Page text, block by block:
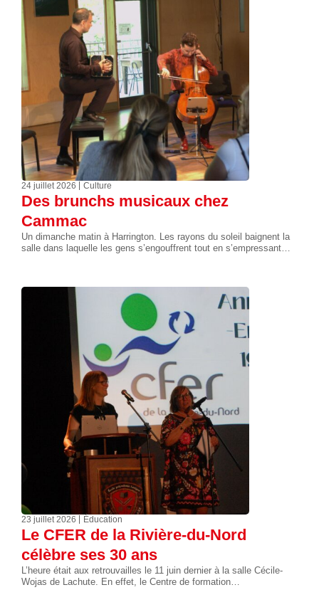
24 juillet 2026 Culture
Des brunchs musicaux chez
Cammac
Un dimanche matin à Harrington. Les rayons du soleil baignent la
salle dans laquelle les gens s’engouffrent tout en s’empressant…
23 juillet 2026 Éducation
Le CFER de la Rivière-du-Nord
célèbre ses 30 ans
L’heure était aux retrouvailles le 11 juin dernier à la salle Cécile-
Wojas de Lachute. En effet, le Centre de formation…